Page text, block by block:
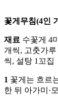
꽃게무침(4인
재료 수꽃게 4
개씩, 고춧가루
씩, 설탕 1꼬집
1 꽃게는 흐르
한 뒤 아가미·